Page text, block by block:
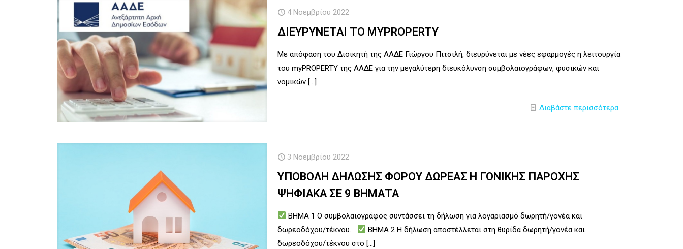
4 Νοεμβρίου 2022
ΔΙΕΥΡΥΝΕΤΑΙ ΤΟ MYPROPERTY
Με απόφαση του Διοικητή της ΑΑΔΕ Γιώργου Πιτσιλή, διευρύνεται με νέες εφαρμογές η λειτουργία
του myPROPERTY της ΑΑΔΕ για την μεγαλύτερη διευκόλυνση συμβολαιογράφων, φυσικών και
νομικών […]
Διαβάστε περισσότερα
3 Νοεμβρίου 2022
ΥΠΟΒΟΛΗ ΔΗΛΩΣΗΣ ΦΟΡΟΥ ΔΩΡΕΑΣ Η ΓΟΝΙΚΗΣ ΠΑΡΟΧΗΣ
ΨΗΦΙΑΚΑ ΣΕ 9 ΒΗΜΑΤΑ
ΒΗΜΑ 1 Ο συμβολαιογράφος συντάσσει τη δήλωση για λογαριασμό δωρητή/γονέα και
δωρεοδόχου/τέκνου.
ΒΗΜΑ 2 Η δήλωση αποστέλλεται στη θυρίδα δωρητή/γονέα και
δωρεοδόχου/τέκνου στο […]